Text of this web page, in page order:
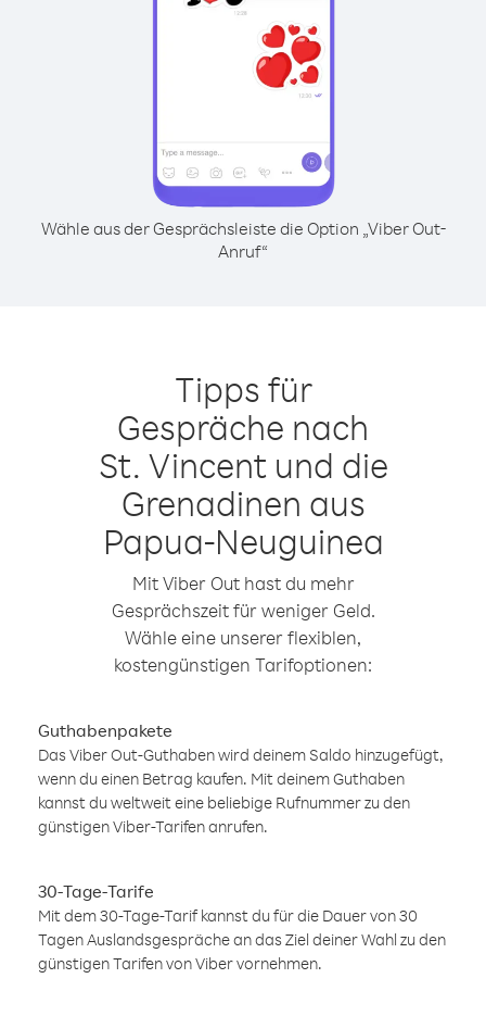
Wähle aus der Gesprächsleiste die Option „Viber Out-
Anruf“
Tipps für
Gespräche nach
St. Vincent und die
Grenadinen aus
Papua-Neuguinea
Mit Viber Out hast du mehr
Gesprächszeit für weniger Geld.
Wähle eine unserer flexiblen,
kostengünstigen Tarifoptionen:
Guthabenpakete
Das Viber Out-Guthaben wird deinem Saldo hinzugefügt,
wenn du einen Betrag kaufen. Mit deinem Guthaben
kannst du weltweit eine beliebige Rufnummer zu den
günstigen Viber-Tarifen anrufen.
30-Tage-Tarife
Mit dem 30-Tage-Tarif kannst du für die Dauer von 30
Tagen Auslandsgespräche an das Ziel deiner Wahl zu den
günstigen Tarifen von Viber vornehmen.